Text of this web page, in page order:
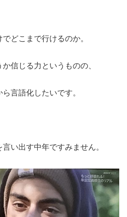
どこまで行けるのか。
信じる力というものの、
言語化したいです。
い出す中年ですみません。